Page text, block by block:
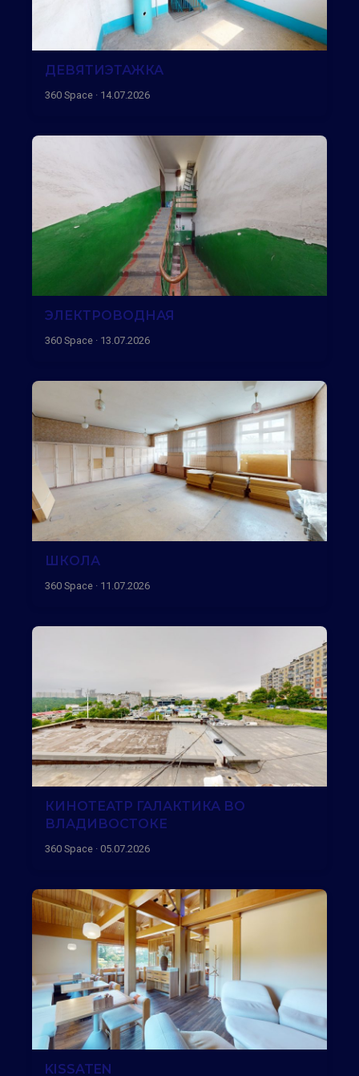
ДЕВЯТИЭТАЖКА
360 Space · 14.07.2026
ЭЛЕКТРОВОДНАЯ
360 Space · 13.07.2026
ШКОЛА
360 Space · 11.07.2026
КИНОТЕАТР ГАЛАКТИКА ВО
ВЛАДИВОСТОКЕ
360 Space · 05.07.2026
KISSATEN